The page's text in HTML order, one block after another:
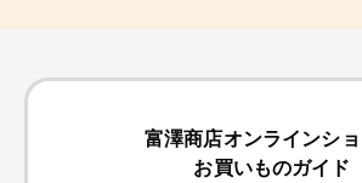
富澤商店オンラインシ
お買いものガイド